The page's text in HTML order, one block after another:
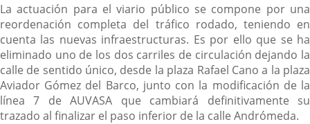
La actuación para el viario público se compone por una
reordenación completa del tráfico rodado, teniendo en
cuenta las nuevas infraestructuras. Es por ello que se ha
eliminado uno de los dos carriles de circulación dejando la
calle de sentido único, desde la plaza Rafael Cano a la plaza
Aviador Gómez del Barco, junto con la modificación de la
línea 7 de AUVASA que cambiará definitivamente su
trazado al finalizar el paso inferior de la calle Andrómeda.